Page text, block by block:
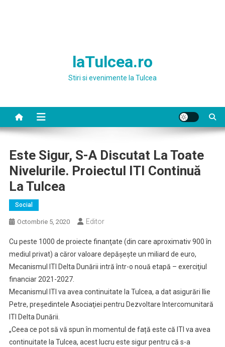
laTulcea.ro
Stiri si evenimente la Tulcea
Este Sigur, S-A Discutat La Toate
Nivelurile. Proiectul ITI Continuă
La Tulcea
Social
Octombrie 5, 2020 Editor
Cu peste 1000 de proiecte finanţate (din care aproximativ 900 în
mediul privat) a căror valoare depăşeşte un miliard de euro,
Mecanismul ITI Delta Dunării intră într-o nouă etapă – exerciţiul
financiar 2021-2027.
Mecanismul ITI va avea continuitate la Tulcea, a dat asigurări Ilie
Petre, preşedintele Asociaţiei pentru Dezvoltare Intercomunitară
ITI Delta Dunării.
„Ceea ce pot să vă spun în momentul de față este că ITI va avea
continuitate la Tulcea, acest lucru este sigur pentru că s-a